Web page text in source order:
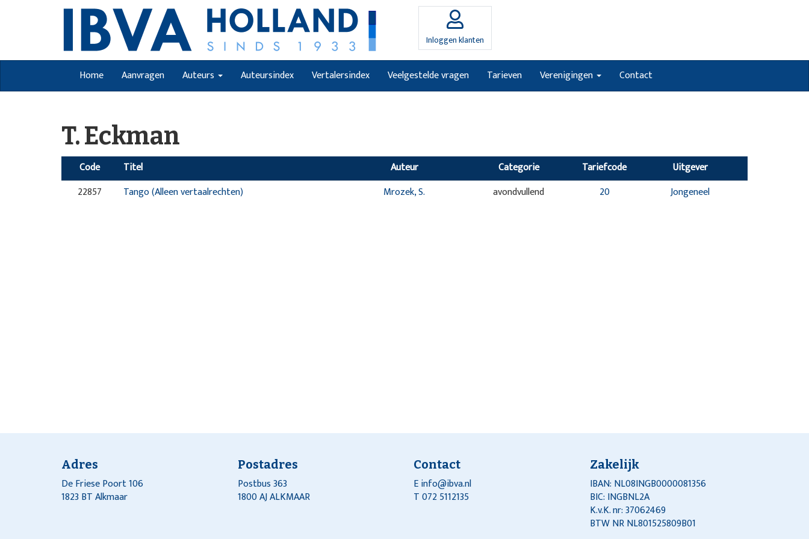
Inloggen klanten
Home Aanvragen Auteurs Auteursindex Vertalersindex Veelgestelde vragen Tarieven Verenigingen Contact
T. Eckman
Code Titel Auteur Categorie Tariefcode
Uitgever
22857
Tango (Alleen vertaalrechten) Mrozek, S. avondvullend 20 Jongeneel
Adres
De Friese Poort 106
1823 BT Alkmaar
Postadres
Postbus 363
1800 AJ ALKMAAR
Contact
Einfo@ibva.nl
T 072 5112135
Zakelijk
IBAN: NL08INGB0000081356
BIC: INGBNL2A
K.v.K. nr: 37062469
BTW NR NL801525809B01